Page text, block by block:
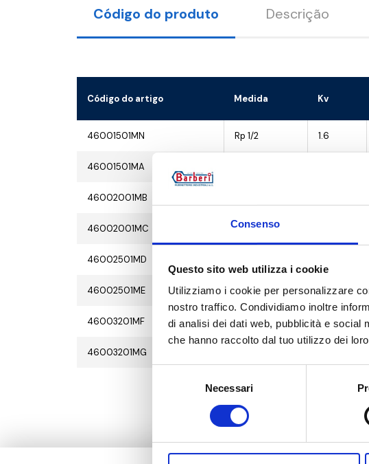
Consenso
Questo sito web utilizza i cookie
Utilizziamo i cookie per personalizzare
nostro traffico. Condividiamo inoltre
di analisi dei dati web, pubblicità e social
che hanno raccolto dal tuo utilizzo dei
Necessari
Código do produto Descrição
Código do artigo Medida Kv
46001501MN Rp 1/2 1.6
46001501MA
46002001MB
46002001MC Rp 3/4
46002501MD
46002501ME Rp 1 12
46003201MF Rp 1 1/4 15
46003201MG